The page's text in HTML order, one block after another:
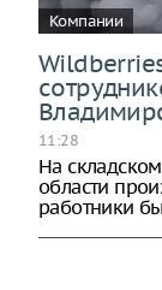
Компании
11:28
На
области
работники